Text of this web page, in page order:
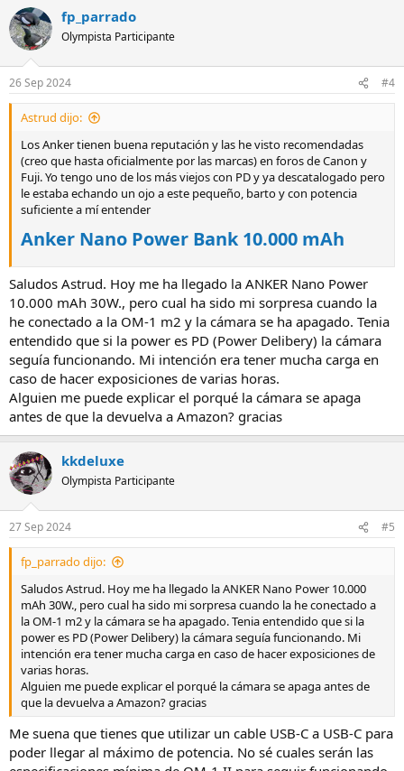
fp_parrado
Olympista Participante
26 Sep 2024 #4
Astrud dijo:
Los Anker tienen buena reputación y las he visto recomendadas
(creo que hasta oficialmente por las marcas) en foros de Canon y
Fuji. Yo tengo uno de los más viejos con PD y ya descatalogado pero
le estaba echando un ojo a este pequeño, barto y con potencia
suficiente a mí entender
Anker Nano Power Bank 10.000 mAh
Saludos Astrud. Hoy me ha llegado la ANKER Nano Power
10.000 mAh 30W., pero cual ha sido mi sorpresa cuando la
he conectado a la OM-1 m2 y la cámara se ha apagado. Tenia
entendido que si la power es PD (Power Delibery) la cámara
seguía funcionando. Mi intención era tener mucha carga en
caso de hacer exposiciones de varias horas.
Alguien me puede explicar el porqué la cámara se apaga
antes de que la devuelva a Amazon? gracias
kkdeluxe
Olympista Participante
27 Sep 2024 #5
fp_parrado dijo:
Saludos Astrud. Hoy me ha llegado la ANKER Nano Power 10.000
mAh 30W., pero cual ha sido mi sorpresa cuando la he conectado a
la OM-1 m2 y la cámara se ha apagado. Tenia entendido que si la
power es PD (Power Delibery) la cámara seguía funcionando. Mi
intención era tener mucha carga en caso de hacer exposiciones de
varias horas.
Alguien me puede explicar el porqué la cámara se apaga antes de
que la devuelva a Amazon? gracias
Me suena que tienes que utilizar un cable USB-C a USB-C para
poder llegar al máximo de potencia. No sé cuales serán las